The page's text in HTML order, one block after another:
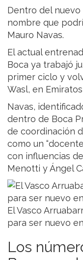
Dentro del
nombre que
Mauro Navas.
El actual
Boca ya trabajó
primer ciclo y
Wasl, en
Navas,
dentro de Boca
de coordinación
como un
con influencias
Menotti y Ángel
El Vasco
para ser nuevo
Los